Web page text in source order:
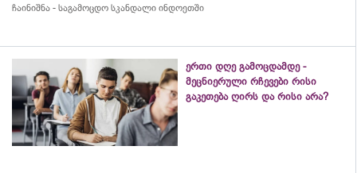
ჩაინიშნა - საგამოცდო სკანდალი ინდოეთში
ერთი დღე გამოცდამდე -
მეცნიერული რჩევები რისი
გაკეთება ღირს და რისი არა?